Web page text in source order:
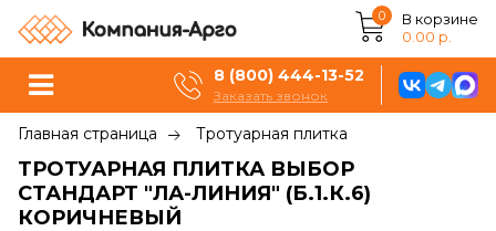
0
В корзине
0.00 р.
8 (800) 444-13-52
Заказать звонок
Главная страница Тротуарная плитка
ТРОТУАРНАЯ ПЛИТКА ВЫБОР
СТАНДАРТ "ЛА-ЛИНИЯ" (Б.1.К.6)
КОРИЧНЕВЫЙ